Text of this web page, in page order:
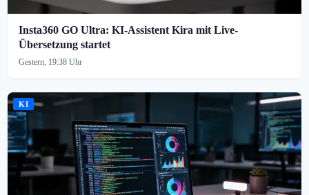
Insta360 GO Ultra: KI-Assistent Kira mit Live-
Übersetzung startet
Gestern, 19:38 Uhr
KI